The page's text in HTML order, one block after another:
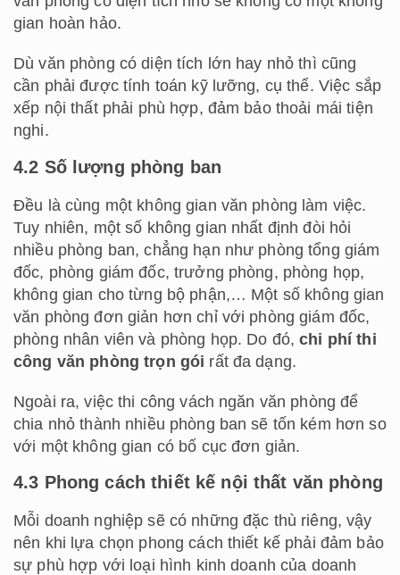
gian hoàn hảo.
Dù văn phòng có diện tích lớn hay nhỏ thì cũng
cần phải được tính toán kỹ lưỡng, cụ thể. Việc sắp
xếp nội thất phải phù hợp, đảm bảo thoải mái tiện
nghi.
4.2 Số lượng phòng ban
Đều là cùng một không gian văn phòng làm việc.
Tuy nhiên, một số không gian nhất định đòi hỏi
nhiều phòng ban, chẳng hạn như phòng tổng giám
đốc, phòng giám đốc, trưởng phòng, phòng họp,
không gian cho từng bộ phận,… Một số không gian
văn phòng đơn giản hơn chỉ với phòng giám đốc,
phòng nhân viên và phòng họp. Do đó,chi phí thi
công văn phòng trọn gói rất đa dạng.
Ngoài ra, việc thi công vách ngăn văn phòng để
chia nhỏ thành nhiều phòng ban sẽ tốn kém hơn so
với một không gian có bố cục đơn giản.
4.3 Phong cách thiết kế nội thất văn phòng
Mỗi doanh nghiệp sẽ có những đặc thù riêng, vậy
nên khi lựa chọn phong cách thiết kế phải đảm bảo
sự phù hợp với loại hình kinh doanh của doanh